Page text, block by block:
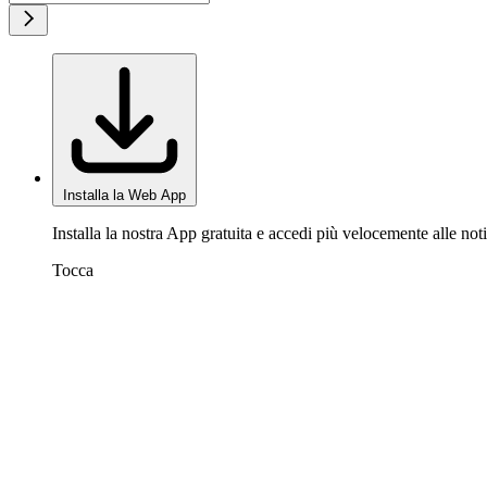
Installa la Web App
Installa la nostra App gratuita e accedi più velocemente alle
Tocca